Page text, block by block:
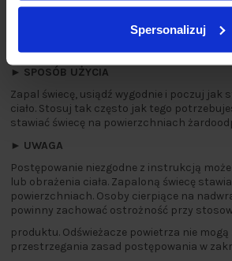
Spersonalizuj
► SPOSÓB UŻYCIA
Zapal świecę, usiądź wygodnie i poczuj jak
ciało. Stosuj tak często jak tego
stawiać świecę na powierzchniach
► UWAGA
Postępowanie niezgodne z instrukcją
lub obrażenia ciała. Zapaloną świecę
powierzchniach. Osoby cierpiące na
powinny zachować ostrożność przy
produktu. Odświeżacze powietrza nie mogą
przestrzegania zasad postępowania w